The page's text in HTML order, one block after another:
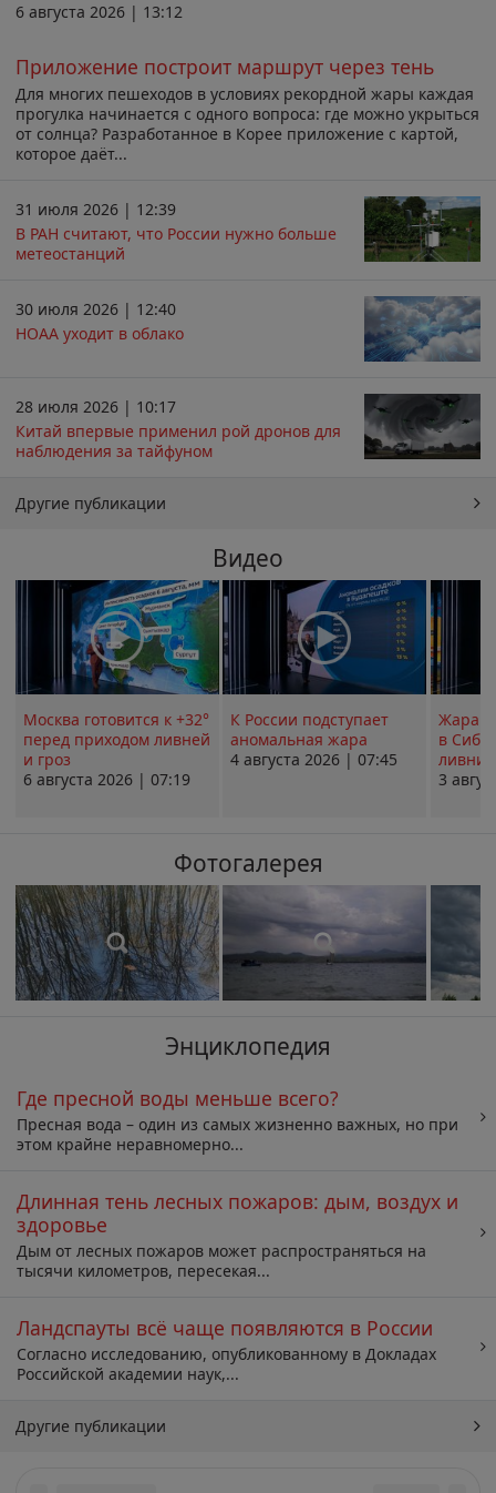
6 августа 2026 | 13:12
Приложение построит маршрут через тень
Для многих пешеходов в условиях рекордной жары каждая
прогулка начинается с одного вопроса: где можно укрыться
от солнца? Разработанное в Корее приложение с картой,
которое даёт...
31 июля 2026 | 12:39
В РАН считают, что России нужно больше
метеостанций
30 июля 2026 | 12:40
НОАА уходит в облако
28 июля 2026 | 10:17
Китай впервые применил рой дронов для
наблюдения за тайфуном
Другие публикации
Видео
Москва готовится к +32°
перед приходом ливней
и гроз
6 августа 2026 | 07:19
К России подступает
аномальная жара
4 августа 2026 | 07:45
Жара в
в
ливни
3
Фотогалерея
Энциклопедия
Где пресной воды меньше всего?
Пресная вода – один из самых жизненно важных, но при
этом крайне неравномерно...
Длинная тень лесных пожаров: дым, воздух и
здоровье
Дым от лесных пожаров может распространяться на
тысячи километров, пересекая...
Ландспауты всё чаще появляются в России
Согласно исследованию, опубликованному в Докладах
Российской академии наук,...
Другие публикации